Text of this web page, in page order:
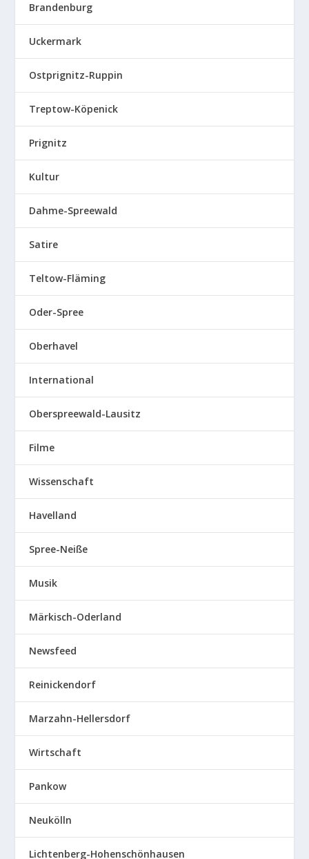
Brandenburg
Uckermark
Ostprignitz-Ruppin
Treptow-Köpenick
Prignitz
Kultur
Dahme-Spreewald
Satire
Teltow-Fläming
Oder-Spree
Oberhavel
International
Oberspreewald-Lausitz
Filme
Wissenschaft
Havelland
Spree-Neiße
Musik
Märkisch-Oderland
Newsfeed
Reinickendorf
Marzahn-Hellersdorf
Wirtschaft
Pankow
Neukölln
Lichtenberg-Hohenschönhausen